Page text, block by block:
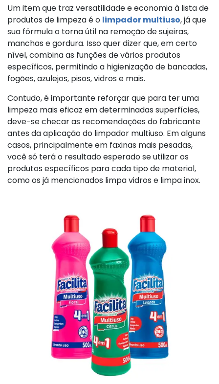
Um item que traz versatilidade e economia à lista de
produtos de limpeza é o limpador multiuso, já que
sua fórmula o torna útil na remoção de sujeiras,
manchas e gordura. Isso quer dizer que, em certo
nível, combina as funções de vários produtos
específicos, permitindo a higienização de bancadas,
fogões, azulejos, pisos, vidros e mais.
Contudo, é importante reforçar que para ter uma
limpeza mais eficaz em determinadas superfícies,
deve-se checar as recomendações do fabricante
antes da aplicação do limpador multiuso. Em alguns
casos, principalmente em faxinas mais pesadas,
você só terá o resultado esperado se utilizar os
produtos específicos para cada tipo de material,
como os já mencionados limpa vidros e limpa inox.